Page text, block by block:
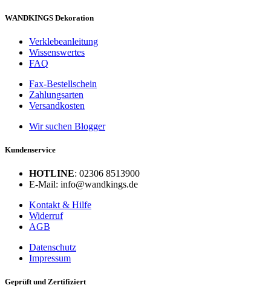
WANDKINGS Dekoration
Verklebeanleitung
Wissenswertes
FAQ
Fax-Bestellschein
Zahlungsarten
Versandkosten
Wir suchen Blogger
Kundenservice
HOTLINE: 02306 8513900
E-Mail: info@wandkings.de
Kontakt & Hilfe
Widerruf
AGB
Datenschutz
Impressum
Geprüft und Zertifiziert